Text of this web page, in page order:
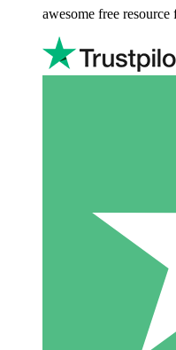
awesome free